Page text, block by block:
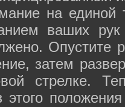
на единой
ваших
Опустите
затем
стрелке.